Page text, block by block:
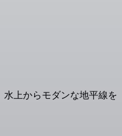
水上からモダンな地平線を